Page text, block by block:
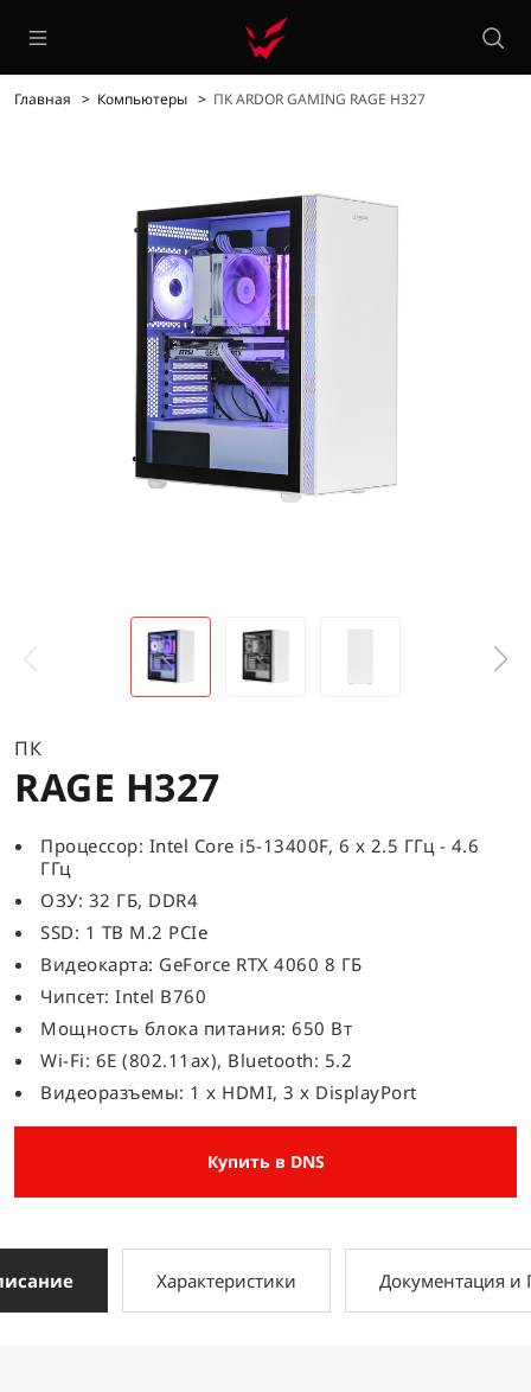
Главная Компьютеры ПК ARDOR GAMING RAGE H327
ПК
RAGE H327
Процессор: Intel Core i5-13400F, 6 x 2.5 ГГц - 4.6
ГГц
ОЗУ: 32 ГБ, DDR4
SSD: 1 TB M.2 PCIe
Видеокарта: GeForce RTX 4060 8 ГБ
Чипсет: Intel B760
Мощность блока питания: 650 Вт
Wi-Fi: 6E (802.11ax), Bluetooth: 5.2
Видеоразъемы: 1 x HDMI, 3 x DisplayPort
Купить в DNS
Характеристики Документация и